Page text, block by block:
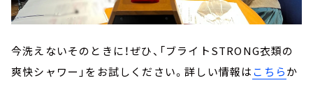
今洗えないそのときに！ぜひ、「ブライトSTRONG衣類の
爽快シャワー」をお試しください。詳しい情報はこちらか